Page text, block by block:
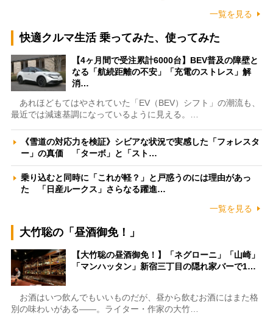
一覧を見る
快適クルマ生活 乗ってみた、使ってみた
【4ヶ月間で受注累計6000台】BEV普及の障壁と
なる「航続距離の不安」「充電のストレス」解
消…
あれほどもてはやされていた「EV（BEV）シフト」の潮流も、
最近では減速基調になっているように見える。…
《雪道の対応力を検証》シビアな状況で実感した「フォレスタ
ー」の真価 「ターボ」と「スト…
乗り込むと同時に「これが軽？」と戸惑うのには理由があっ
た 「日産ルークス」さらなる躍進…
一覧を見る
大竹聡の「昼酒御免！」
【大竹聡の昼酒御免！】「ネグローニ」「山崎」
「マンハッタン」新宿三丁目の隠れ家バーで1…
お酒はいつ飲んでもいいものだが、昼から飲むお酒にはまた格
別の味わいがある――。ライター・作家の大竹…